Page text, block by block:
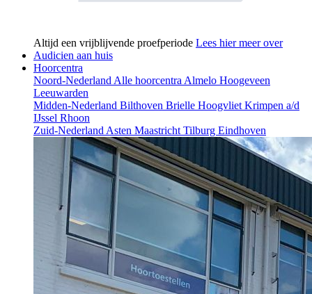
Altijd een vrijblijvende proefperiode Lees hier meer over
Audicien aan huis
Hoorcentra
Noord-NederlandAlle hoorcentraAlmelo Hoogeveen
Leeuwarden
Midden-Nederland Bilthoven Brielle HoogvlietKrimpen a/d
IJssel Rhoon
Zuid-NederlandAsten MaastrichtTilburg Eindhoven